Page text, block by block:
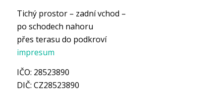
Tichý prostor – zadní vchod –
po schodech nahoru
přes terasu do podkroví
impresum
IČO: 28523890
DIČ: CZ28523890